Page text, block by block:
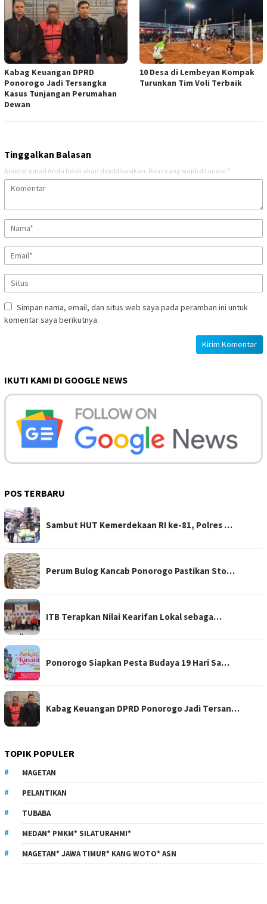
Kabag Keuangan DPRD
Ponorogo Jadi Tersangka
Kasus Tunjangan Perumahan
Dewan
10 Desa di Lembeyan Kompak
Turunkan Tim Voli Terbaik
Tinggalkan Balasan
Alamat email Anda tidak akan dipublikasikan. Ruas yang wajib ditandai *
Simpan nama, email, dan situs web saya pada peramban ini untuk
komentar saya berikutnya.
IKUTI KAMI DI GOOGLE NEWS
POS TERBARU
Sambut HUT Kemerdekaan RI ke-81, Polres …
Perum Bulog Kancab Ponorogo Pastikan Sto…
ITB Terapkan Nilai Kearifan Lokal sebaga…
Ponorogo Siapkan Pesta Budaya 19 Hari Sa…
Kabag Keuangan DPRD Ponorogo Jadi Tersan…
TOPIK POPULER
MAGETAN
PELANTIKAN
TUBABA
MEDAN* PMKM* SILATURAHMI*
MAGETAN* JAWA TIMUR* KANG WOTO* ASN